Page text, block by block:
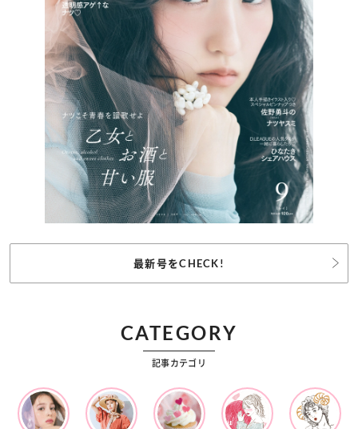
最新号をCHECK!
CATEGORY
記事カテゴリ